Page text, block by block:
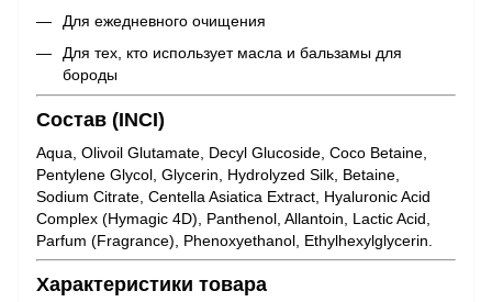
Для ежедневного очищения
Для тех, кто использует масла и бальзамы для
бороды
Состав (INCI)
Aqua, Olivoil Glutamate, Decyl Glucoside, Coco Betaine,
Pentylene Glycol, Glycerin, Hydrolyzed Silk, Betaine,
Sodium Citrate, Centella Asiatica Extract, Hyaluronic Acid
Complex (Hymagic 4D), Panthenol, Allantoin, Lactic Acid,
Parfum (Fragrance), Phenoxyethanol, Ethylhexylglycerin.
Характеристики товара